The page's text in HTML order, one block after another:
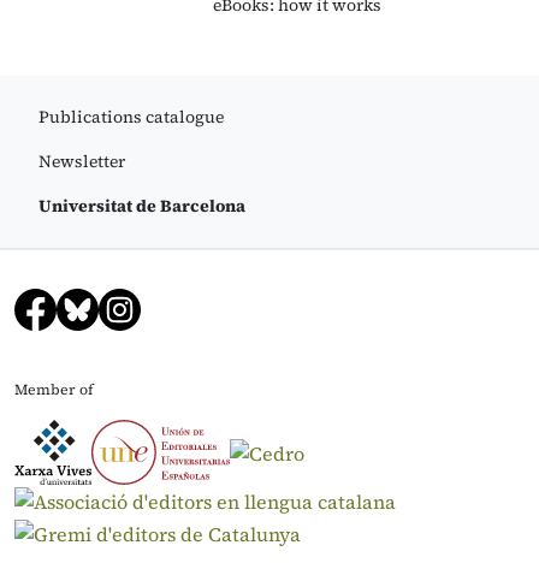
eBooks: how it works
Publications catalogue
Newsletter
Universitat de Barcelona
Member of